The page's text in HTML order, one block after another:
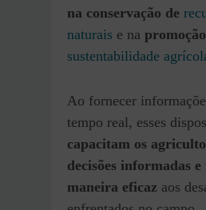
na conservação de
naturais e na
sustentabilidade
Ao fornecer
tempo real, esses
capacitam os
decisões informadas
maneira eficaz aos